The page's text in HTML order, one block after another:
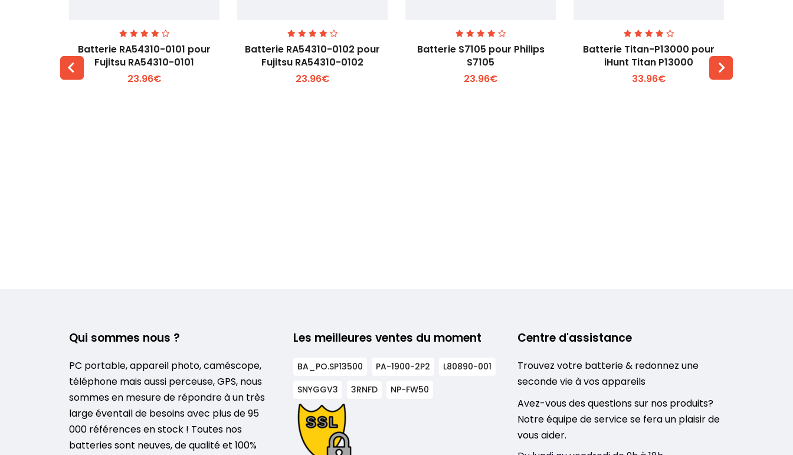
Voir plus +
Batterie RA54310-0101 pour
Fujitsu RA54310-0101
23.96€
Voir plus +
Batterie RA54310-0102 pour
Fujitsu RA54310-0102
23.96€
Voir plus +
Batterie S7105 pour Philips
S7105
23.96€
Voir plus +
Batterie Titan-P13000 pour
iHunt Titan P13000
33.96€
Qui sommes nous ?
PC portable, appareil photo, caméscope,
téléphone mais aussi perceuse, GPS, nous
sommes en mesure de répondre à un très
large éventail de besoins avec plus de 95
000 références en stock ! Toutes nos
batteries sont neuves, de qualité et 100%
Les meilleures ventes du moment
BA_PO.SP13500 PA-1900-2P2
L80890-001
SNYGGV3
3RNFD NP-FW50
Centre d'assistance
Trouvez votre batterie & redonnez une
seconde vie à vos appareils
Avez-vous des questions sur nos produits?
Notre équipe de service se fera un plaisir de
vous aider.